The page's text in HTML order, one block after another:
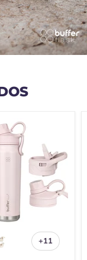
Alternar
muestras
+11